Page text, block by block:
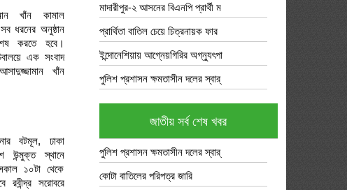
খাঁন কামাল
ধরনের অনুষ্ঠান
করতে হবে।
এক সংবাদ
খাঁন
বটমূল, ঢাকা
উন্মুক্ত স্থানে
১০টা থেকে
রবীন্দ্র সরোবরে
মাদারীপুর-২ আসনের বিএনপি প্রার্থী ম
প্রার্থিতা বাতিল চেয়ে চিত্রনায়ক ফার
ইন্দোনেশিয়ায় আগ্নেয়গিরির অগ্ন্যুৎপা
পুলিশ প্রশাসন ক্ষমতাসীন দলের স্বার্
জাতীয় সর্ব শেষ খবর
পুলিশ প্রশাসন ক্ষমতাসীন দলের স্বার্
কোটা বাতিলের পরিপত্র জারি